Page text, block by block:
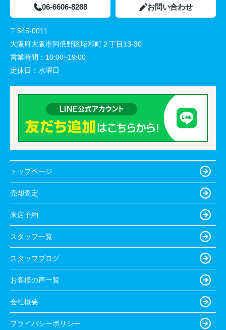
06-6606-8288 お問い合わせ
〒545-0011
大阪府大阪市阿倍野区昭和町２丁目13-30
営業時間： 10:00~19:00
定休日： 水曜日
トップページ
売却査定
来店予約
スタッフ一覧
スタッフブログ
お客様の声一覧
会社概要
プライバシーポリシー